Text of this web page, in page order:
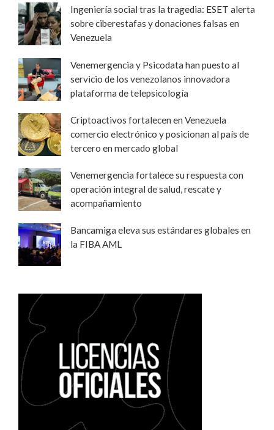
Ingeniería social tras la tragedia: ESET alerta
sobre ciberestafas y donaciones falsas en
Venezuela
Venemergencia y Psicodata han puesto al
servicio de los venezolanos innovadora
plataforma de telepsicología
Criptoactivos fortalecen en Venezuela
comercio electrónico y posicionan al país de
tercero en mercado global
Venemergencia fortalece su respuesta con
operación integral de salud, rescate y
acompañamiento
Bancamiga eleva sus estándares globales en
la FIBA AML